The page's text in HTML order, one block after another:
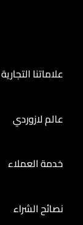
علاماتنا التجارية
عالم لازوردي
خدمة العملاء
نصائح الشراء